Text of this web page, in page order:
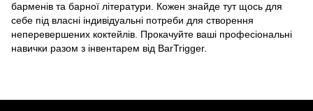
барменів та барної літератури . Кожен знайде тут щось для
себе під власні індивідуальні потреби для створення
неперевершених коктейлів. Прокачуйте ваші професіональні
навички разом з інвентарем від BarTrigger.